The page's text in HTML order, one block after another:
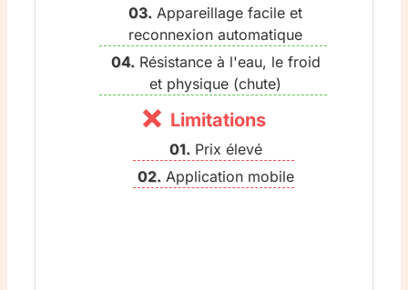
Appareillage facile et
reconnexion automatique
Résistance à l'eau, le froid
et physique (chute)
Limitations
Prix élevé
Application mobile